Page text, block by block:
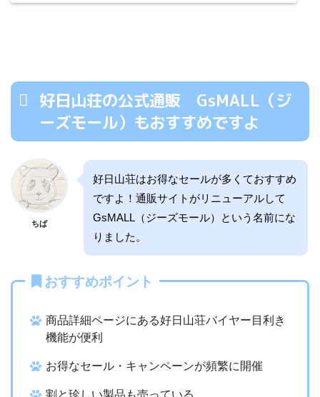
好日山荘の公式通販 GsMALL（ジ
ーズモール）もおすすめですよ
ちば
好日山荘はお得なセールが多くておすすめ
ですよ！通販サイトがリニューアルして
GsMALL（ジーズモール）という名前にな
りました。
おすすめポイント
商品詳細ページにある好日山荘バイヤー目利き
機能が便利
お得なセール・キャンペーンが頻繁に開催
割と珍しい製品も売っている